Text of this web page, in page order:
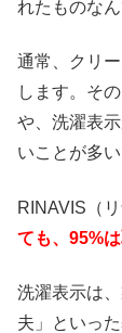
れたものな
通常、クリ
します。そ
や、洗濯表
いことが多い
RINAVIS（
ても、95%
洗濯表示は
夫」といっ